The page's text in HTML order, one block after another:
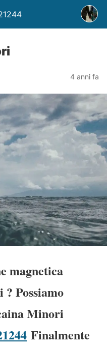
4 anni fa
magnetica
? Possiamo
Minori
Finalmente